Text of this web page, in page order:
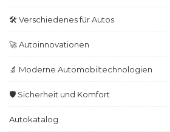
🛠️ Verschiedenes für Autos
🚀 Autoinnovationen
🔬 Moderne Automobiltechnologien
🛡️ Sicherheit und Komfort
Autokatalog